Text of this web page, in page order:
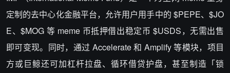
定制的去中心化金融平台，允许用户用手中的 $PEPE、$JO
E、$MOG 等 meme 币抵押借出稳定币 $USDS，无需出售
即可变现。同时，通过 Accelerate 和 Amplify 等模块，项目
方或巨鲸还可加杠杆拉盘、循环借贷护盘，甚至制造「锁